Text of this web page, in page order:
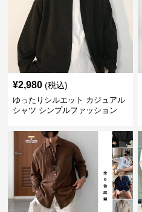
¥2,980 (税込)
ゆったりシルエット カジュアル
シャツ シンプルファッション